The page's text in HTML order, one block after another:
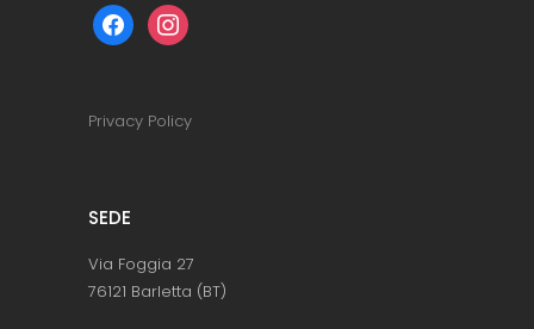
facebookinstagram
Privacy Policy
SEDE
Via Foggia 27
76121 Barletta (BT)